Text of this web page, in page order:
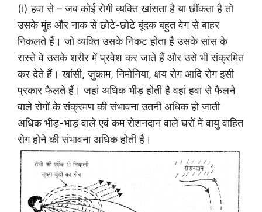
(i) हवा से – जब कोई रोगी व्यक्ति खांसता है या छींकता है तो
उसके मुंह और नाक से छोटे-छोटे बूंदक बहुत वेग से बाहर
निकलते हैं। जो व्यक्ति उसके निकट होता है उसके सांस के
रास्ते वे उसके शरीर में प्रवेश कर जाते हैं और उसे भी संक्रमित
कर देते हैं। खांसी, जुकाम, निमोनिया, क्षय रोग आदि रोग इसी
प्रकार फैलते हैं। जहां अधिक भीड़ होती है वहां हवा से फैलने
वाले रोगों के संक्रमण की संभावना उतनी अधिक हो जाती
अधिक भीड़-भाड़ वाले एवं कम रोशनदान वाले घरों में वायु वाहित
रोग होने की संभावना अधिक होती है।